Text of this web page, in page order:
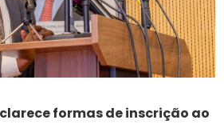
formas de inscrição ao